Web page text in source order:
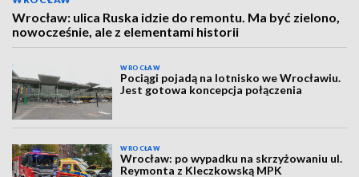
Wrocław: ulica Ruska idzie do remontu. Ma być zielono,
nowocześnie, ale z elementami historii
WROCŁAW
Pociągi pojadą na lotnisko we Wrocławiu.
Jest gotowa koncepcja połączenia
WROCŁAW
Wrocław: po wypadku na skrzyżowaniu ul.
Reymonta z Kleczkowską MPK